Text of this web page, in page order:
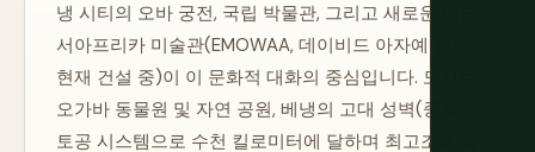
냉 시티의 오바 궁전, 국립 박물관, 그리고 새로운 에도
서아프리카 미술관(EMOWAA, 데이비드 아자예 설계,
현재 건설 중)이 이 문화적 대화의 중심입니다. 도시는
오가바 동물원 및 자연 공원, 베냉의 고대 성벽(중세
토공 시스템으로 수천 킬로미터에 달하며 최고조에 달